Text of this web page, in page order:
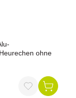
ohne
5 Sternen